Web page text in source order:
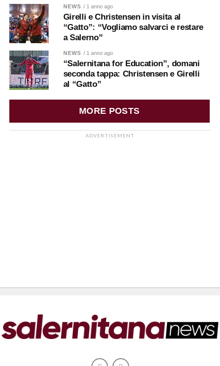
NEWS / 1 anno ago
Girelli e Christensen in visita al
“Gatto”: “Vogliamo salvarci e restare
a Salerno”
NEWS / 1 anno ago
“Salernitana for Education”, domani
seconda tappa: Christensen e Girelli
al “Gatto”
MORE POSTS
ADVERTISEMENT